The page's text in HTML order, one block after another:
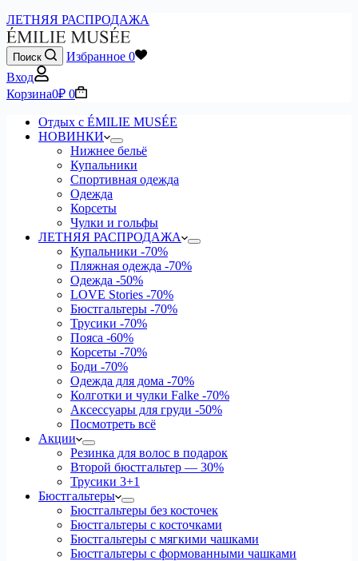
ЛЕТНЯЯ РАСПРОДАЖА
Поиск Избранное 0
Вход
Корзина0₽ 0
Отдых с ÉMILIE MUSÉE
НОВИНКИ
Нижнее бельё
Купальники
Спортивная одежда
Одежда
Корсеты
Чулки и гольфы
ЛЕТНЯЯ РАСПРОДАЖА
Купальники -70%
Пляжная одежда -70%
Одежда -50%
LOVE Stories -70%
Бюстгальтеры -70%
Трусики -70%
Пояса -60%
Корсеты -70%
Боди -70%
Одежда для дома -70%
Колготки и чулки Falke -70%
Аксессуары для груди -50%
Посмотреть всё
Акции
Резинка для волос в подарок
Второй бюстгальтер — 30%
Трусики 3+1
Бюстгальтеры
Бюстгальтеры без косточек
Бюстгальтеры с косточками
Бюстгальтеры с мягкими чашками
Бюстгальтеры с формованными чашками